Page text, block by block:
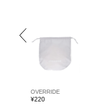
OVERRIDE
¥220